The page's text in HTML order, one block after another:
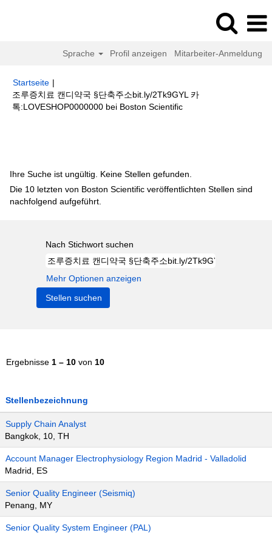
Sprache Profil anzeigen Mitarbeiter-Anmeldung
Startseite |
조루증치료 캔디약국 §단축주소bit.ly/2Tk9GYL 카
톡:LOVESHOP0000000 bei Boston Scientific(aktuelle
Ihre Suche ist ungültig. Keine Stellen gefunden.
Die 10 letzten von Boston Scientific veröffentlichten Stellen sind
nachfolgend aufgeführt.
Nach Stichwort suchen
Mehr Optionen anzeigen
Ergebnisse 1 – 10 von 10
Stellenbezeichnung
Supply Chain Analyst
Bangkok, 10, TH
Account Manager Electrophysiology Region Madrid - Valladolid
Madrid, ES
Senior Quality Engineer (Seismiq)
Penang, MY
Senior Quality System Engineer (PAL)